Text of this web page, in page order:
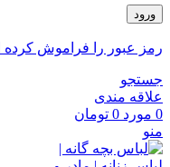
ورود
رمز عبور را فراموش کرده
جستجو
علاقه مندی
0 مورد 0 تومان
منو